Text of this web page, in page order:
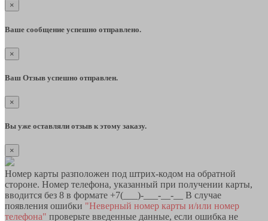
×
Ваше сообщение успешно отправлено.
×
Ваш Отзыв успешно отправлен.
×
Вы уже оставляли отзыв к этому заказу.
×
Номер карты разположен под штрих-кодом на обратной
стороне. Номер телефона, указанный при получении карты,
вводится без 8 в формате +7(___)-___-__-__ В случае
появления ошибки "Неверный номер карты и/или номер
телефона" проверьте введенные данные, если ошибка не